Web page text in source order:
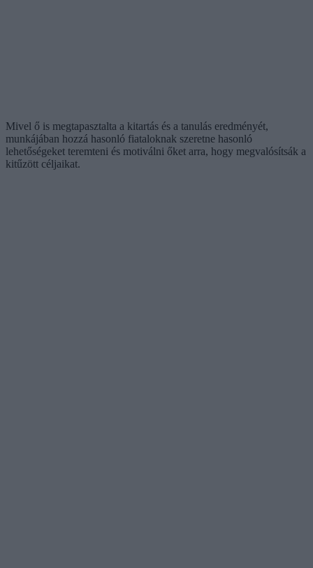
Mivel ő is megtapasztalta a kitartás és a tanulás eredményét,
munkájában hozzá hasonló fiataloknak szeretne hasonló
lehetőségeket teremteni és motiválni őket arra, hogy megvalósítsák a
kitűzött céljaikat.